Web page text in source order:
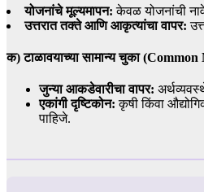
योजनांचे मूल्यमापन: केवळ योजनांची
उत्तरात तक्ते आणि आकृत्यांचा वापर:
क) टाळावयाच्या सामान्य चुका
जुन्या आकडेवारीचा वापर:
एकांगी दृष्टिकोन: कृषी किंवा
पाहिजे.